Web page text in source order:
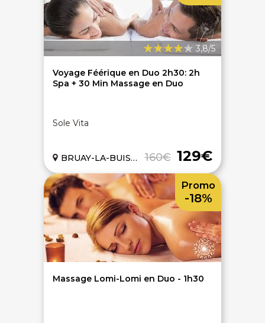
3,8/5
Voyage Féérique en Duo 2h30: 2h
Spa + 30 Min Massage en Duo
Sole Vita
160€ 129€
BRUAY-LA-BUISSIERE (62)
Massage Lomi-Lomi en Duo - 1h30
Promo
-18%